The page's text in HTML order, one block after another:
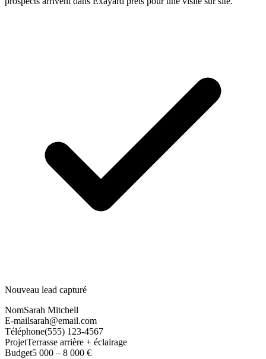
Nouveau lead capturé
NomSarah Mitchell
E-mailsarah@email.com
Téléphone(555) 123-4567
ProjetTerrasse arrière + éclairage
Budget5 000 – 8 000 €